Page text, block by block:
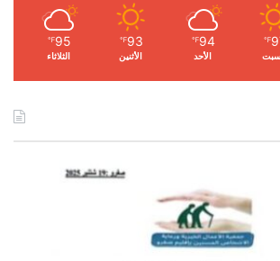
℉
94
℉
الأحد
93
℉
الأثنين
95
℉
الثلاثاء